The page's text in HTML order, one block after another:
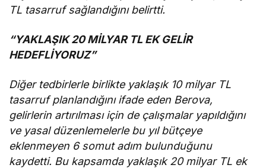
TL tasarruf sağlandığını belirtti.
“YAKLAŞIK 20 MİLYAR TL EK GELİR
HEDEFLİYORUZ”
Diğer tedbirlerle birlikte yaklaşık 10 milyar TL
tasarruf planlandığını ifade eden Berova,
gelirlerin artırılması için de çalışmalar yapıldığını
ve yasal düzenlemelerle bu yıl bütçeye
eklenmeyen 6 somut adım bulunduğunu
kaydetti. Bu kapsamda yaklaşık 20 milyar TL ek